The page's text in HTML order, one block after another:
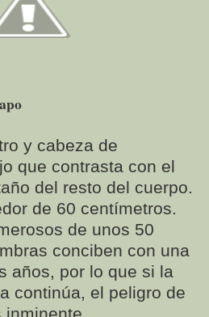
y cabeza de
que contrasta con el
del resto del cuerpo.
de 60 centímetros.
de unos 50
conciben con una
años, por lo que si la
continúa, el peligro de
inminente.